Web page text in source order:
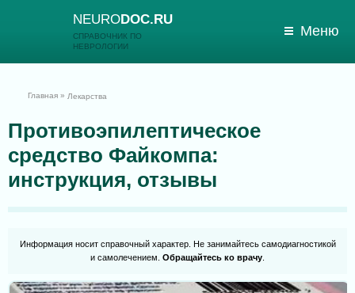
NEURODOC.RU
СПРАВОЧНИК ПО
НЕВРОЛОГИИ
Меню
Главная » Лекарства
Противоэпилептическое
средство Файкомпа:
инструкция, отзывы
Информация носит справочный характер. Не занимайтесь самодиагностикой
и самолечением. Обращайтесь ко врачу